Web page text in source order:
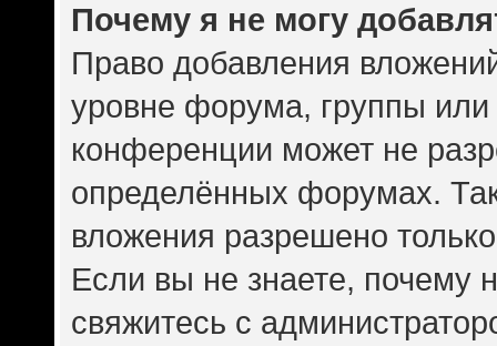
Почему я не могу
Право добавления
уровне форума, группы или
конференции может не
определённых форумах.
вложения разрешено
Если вы не знаете, почему
свяжитесь с